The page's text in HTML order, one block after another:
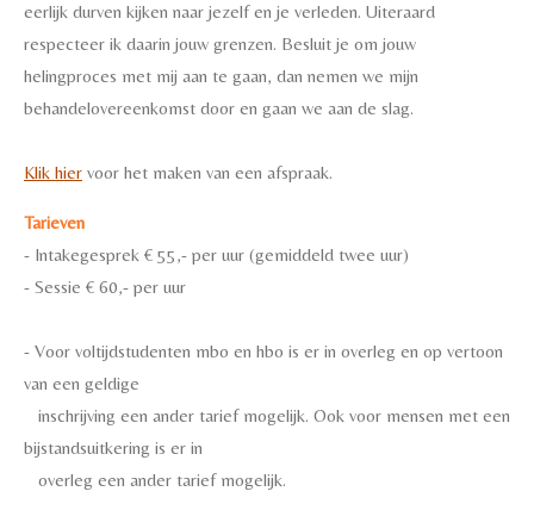
eerlijk durven kijken naar jezelf en je verleden. Uiteraard
respecteer ik daarin jouw grenzen. Besluit je om jouw
helingproces met mij aan te gaan, dan nemen we mijn
behandelovereenkomst door en gaan we aan de slag.
Klik hier voor het maken van een afspraak.
Tarieven
- Intakegesprek € 55,- per uur (gemiddeld twee uur)
- Sessie € 60,- per uur
- Voor voltijdstudenten mbo en hbo is er in overleg en op vertoon
van een geldige
inschrijving een ander tarief mogelijk. Ook voor mensen met een
bijstandsuitkering is er in
overleg een ander tarief mogelijk.